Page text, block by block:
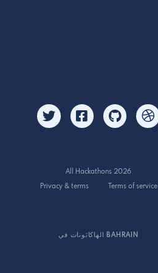
All Hackathons 2026
Privacy & terms
Terms of service
الهاكاثونات في BAHRAIN